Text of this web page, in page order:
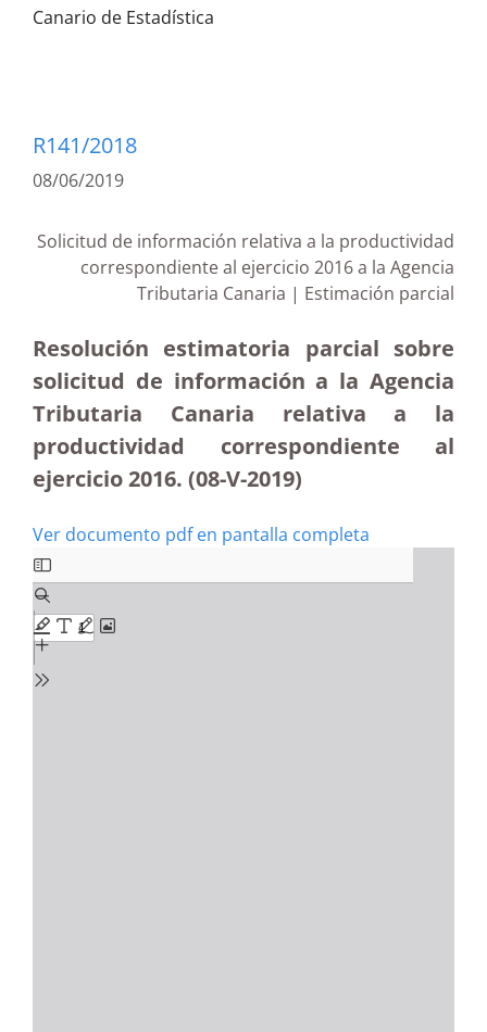
Canario de Estadística
R141/2018
08/06/2019
Solicitud de información relativa a la productividad
correspondiente al ejercicio 2016 a la Agencia
Tributaria Canaria | Estimación parcial
Resolución estimatoria parcial sobre
solicitud de información a la Agencia
Tributaria Canaria relativa a la
productividad correspondiente al
ejercicio 2016. (08-V-2019)
Ver documento pdf en pantalla completa